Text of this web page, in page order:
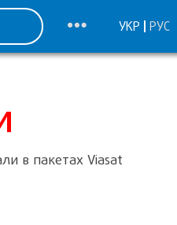
УКР РУС
в пакетах Viasat